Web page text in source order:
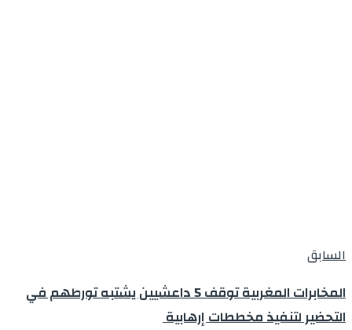
السابق
المخابرات المغربية توقف 5 داعشيين يشتبه تورطهم في
التحضير لتنفيذ مخططات إرهابية